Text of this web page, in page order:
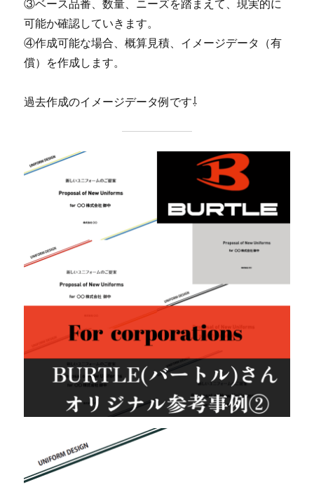
③ベース品番、数量、ニーズを踏まえて、現実的に
可能か確認していきます。
④作成可能な場合、概算見積、イメージデータ（有
償）を作成します。
過去作成のイメージデータ例です⇩